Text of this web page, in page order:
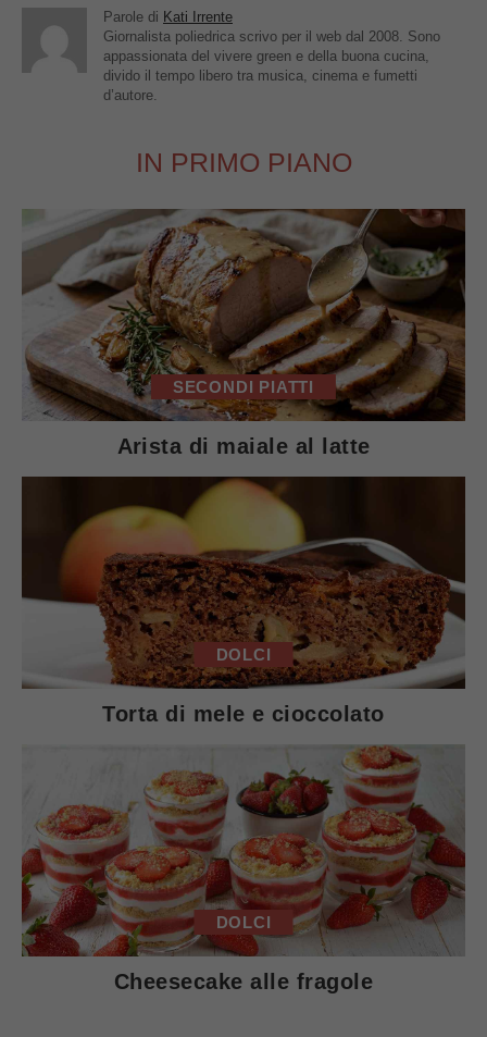
Parole di Kati Irrente
Giornalista poliedrica scrivo per il web dal 2008. Sono
appassionata del vivere green e della buona cucina,
divido il tempo libero tra musica, cinema e fumetti
d’autore.
IN PRIMO PIANO
SECONDI PIATTI
Arista di maiale al latte
DOLCI
Torta di mele e cioccolato
DOLCI
Cheesecake alle fragole